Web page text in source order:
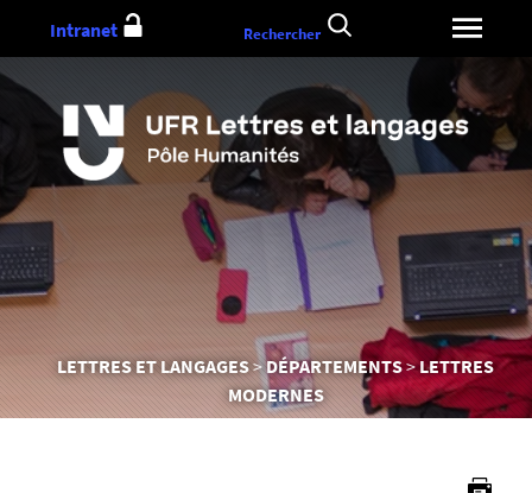
au
Vous
êtes
ici :
LETTRES ET LANGAGES DÉPARTEMENTS
LETTRES
MODERNES
Intranet Rechercher